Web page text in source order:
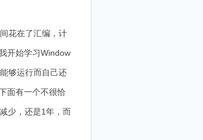
花在了汇编，计
开始学习Window
够运行而自己还
面有一个不很恰
少，还是1年，而